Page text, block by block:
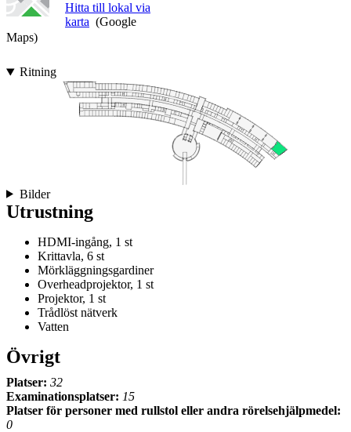
Hitta till lokal via
karta (Google
Maps)
Ritning
Bilder
Utrustning
HDMI-ingång, 1 st
Krittavla, 6 st
Mörkläggningsgardiner
Overheadprojektor, 1 st
Projektor, 1 st
Trådlöst nätverk
Vatten
Övrigt
Platser: 32
Examinationsplatser: 15
Platser för personer med rullstol eller andra rörelsehjälpmedel:
0